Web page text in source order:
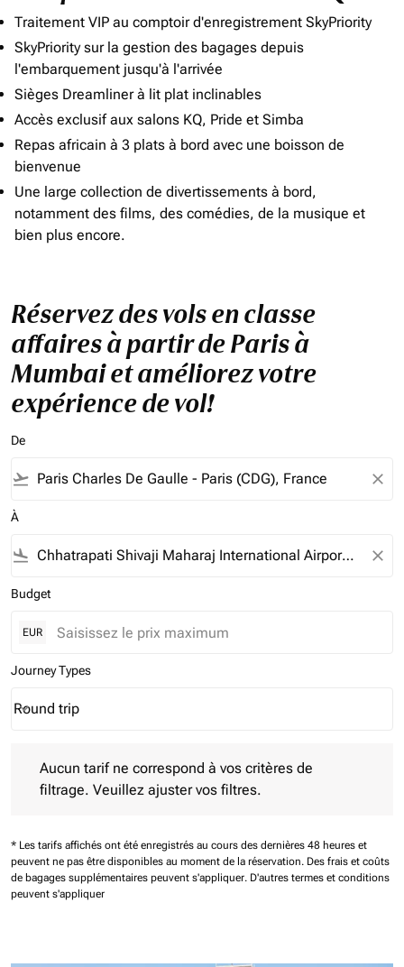
Traitement VIP au comptoir d'enregistrement SkyPriority
SkyPriority sur la gestion des bagages depuis
l'embarquement jusqu'à l'arrivée
Sièges Dreamliner à lit plat inclinables
Accès exclusif aux salons KQ, Pride et Simba
Repas africain à 3 plats à bord avec une boisson de
bienvenue
Une large collection de divertissements à bord,
notamment des films, des comédies, de la musique et
bien plus encore.
Réservez des vols en classe
affaires à partir de Paris à
Mumbai et améliorez votre
expérience de vol!
De
flight_takeoff close
À
flight_land close
Budget
EUR
Journey Types
Journey Types option Round trip Selected
Round trip
keyboard_arrow_down
Aucun tarif ne correspond à vos critères de
filtrage. Veuillez ajuster vos filtres.
* Les tarifs affichés ont été enregistrés au cours des dernières 48 heures et
peuvent ne pas être disponibles au moment de la réservation. Des frais et coûts
de bagages supplémentaires peuvent s'appliquer. D'autres termes et conditions
peuvent s'appliquer